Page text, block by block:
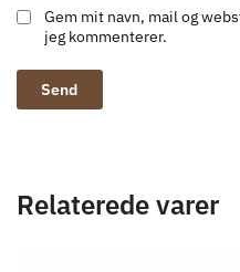
Gem mit navn, mail og
jeg kommenterer.
Relaterede varer